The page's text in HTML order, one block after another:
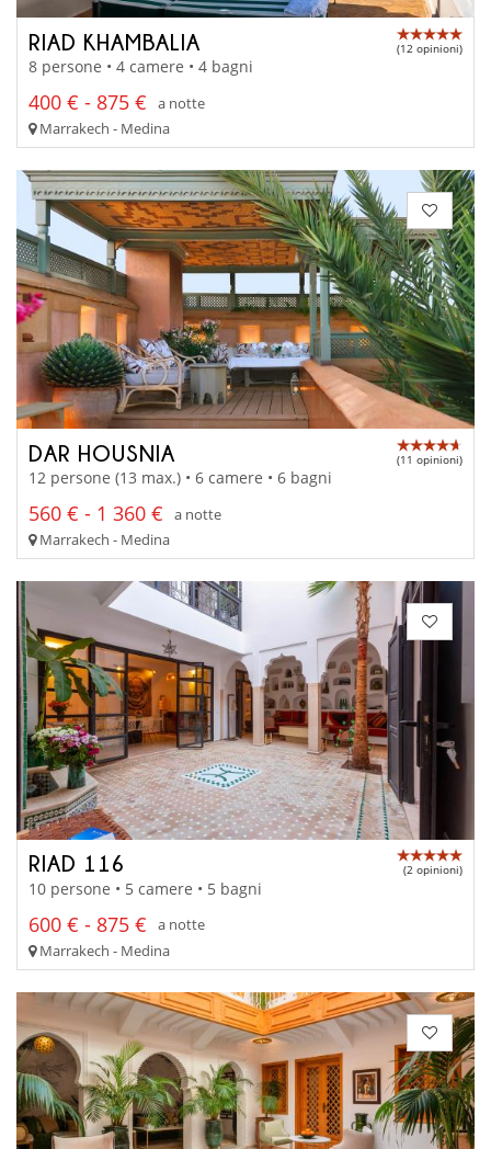
RIAD KHAMBALIA (12 opinioni)
8 persone • 4 camere • 4 bagni
400 € - 875 €
a notte
Marrakech - Medina
DAR HOUSNIA (11 opinioni)
12 persone (13 max.) • 6 camere • 6 bagni
560 € - 1 360 €
a notte
Marrakech - Medina
RIAD 116 (2 opinioni)
10 persone • 5 camere • 5 bagni
600 € - 875 €
a notte
Marrakech - Medina